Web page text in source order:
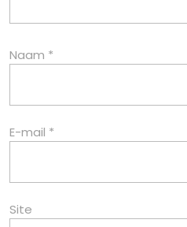
Naam *
E-mail *
Site